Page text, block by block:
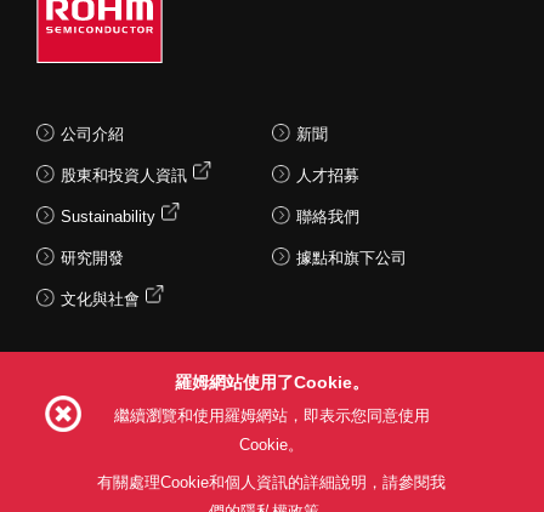
公司介紹
股東和投資人資訊
Sustainability
研究開發
文化與社會
新聞
人才招募
聯絡我們
據點和旗下公司
羅姆網站使用了Cookie。
繼續瀏覽和使用羅姆網站，即表示您同意使用
Cookie。
有關處理Cookie和個人資訊的詳細說明，請參閱我